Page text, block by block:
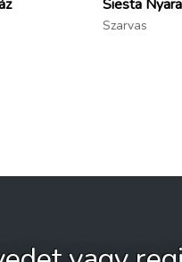
Siesta
Szarvas